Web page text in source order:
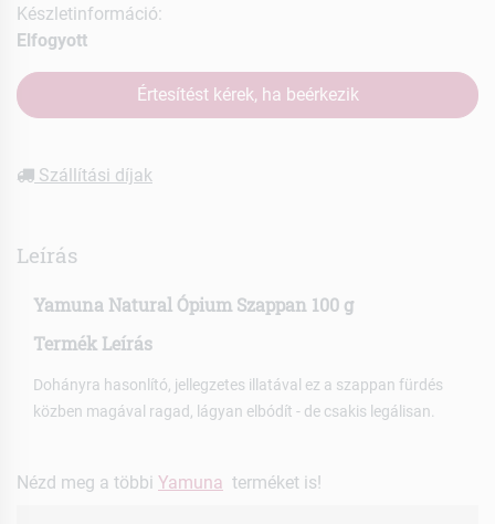
Készletinformáció:
Elfogyott
Értesítést kérek, ha beérkezik
Szállítási díjak
Leírás
Yamuna Natural Ópium Szappan 100 g
Termék Leírás
Dohányra hasonlító, jellegzetes illatával ez a szappan fürdés
közben magával ragad, lágyan elbódít - de csakis legálisan.
Nézd meg a többi Yamuna terméket is!